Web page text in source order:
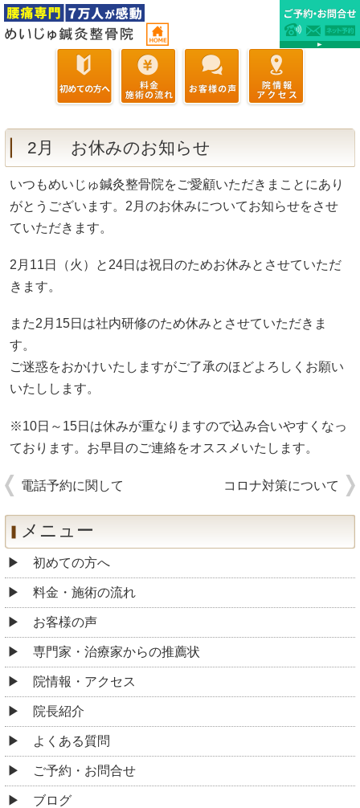
2月 お休みのお知らせ
いつもめいじゅ鍼灸整骨院をご愛顧いただきまことにあり
がとうございます。2月のお休みについてお知らせをさせ
ていただきます。
2月11日（火）と24日は祝日のためお休みとさせていただ
きます。
また2月15日は社内研修のため休みとさせていただきま
す。
ご迷惑をおかけいたしますがご了承のほどよろしくお願い
いたしします。
※10日～15日は休みが重なりますので込み合いやすくなっ
ております。お早目のご連絡をオススメいたします。
電話予約に関して コロナ対策について
メニュー
初めての方へ
料金・施術の流れ
お客様の声
専門家・治療家からの推薦状
院情報・アクセス
院長紹介
よくある質問
ご予約・お問合せ
ブログ